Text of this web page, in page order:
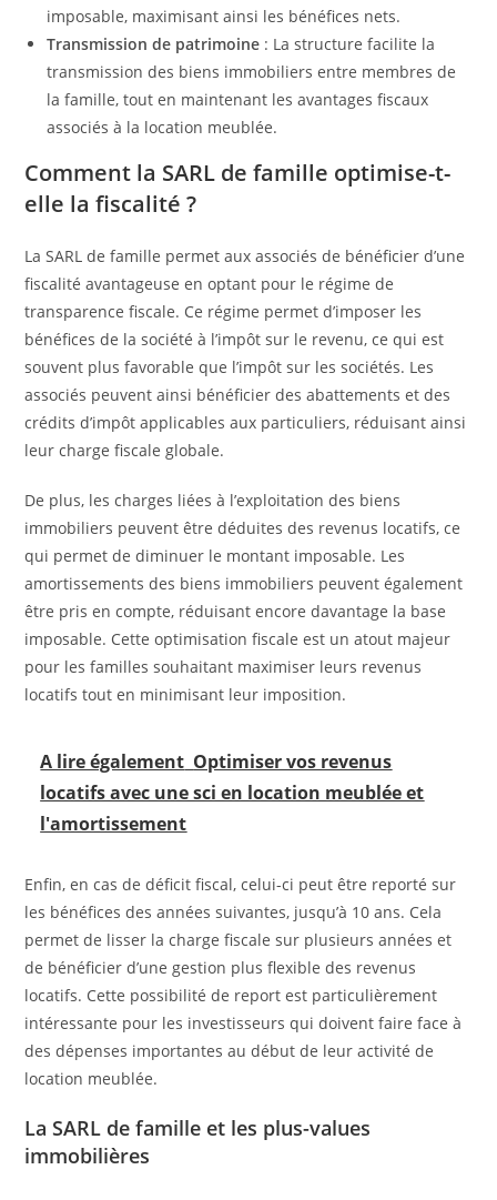
imposable, maximisant ainsi les bénéfices nets.
Transmission de patrimoine : La structure facilite la
transmission des biens immobiliers entre membres de
la famille, tout en maintenant les avantages fiscaux
associés à la location meublée.
Comment la SARL de famille optimise-t-
elle la fiscalité ?
La SARL de famille permet aux associés de bénéficier d’une
fiscalité avantageuse en optant pour le régime de
transparence fiscale. Ce régime permet d’imposer les
bénéfices de la société à l’impôt sur le revenu, ce qui est
souvent plus favorable que l’impôt sur les sociétés. Les
associés peuvent ainsi bénéficier des abattements et des
crédits d’impôt applicables aux particuliers, réduisant ainsi
leur charge fiscale globale.
De plus, les charges liées à l’exploitation des biens
immobiliers peuvent être déduites des revenus locatifs, ce
qui permet de diminuer le montant imposable. Les
amortissements des biens immobiliers peuvent également
être pris en compte, réduisant encore davantage la base
imposable. Cette optimisation fiscale est un atout majeur
pour les familles souhaitant maximiser leurs revenus
locatifs tout en minimisant leur imposition.
A lire également Optimiser vos revenus
locatifs avec une sci en location meublée et
l'amortissement
Enfin, en cas de déficit fiscal, celui-ci peut être reporté sur
les bénéfices des années suivantes, jusqu’à 10 ans. Cela
permet de lisser la charge fiscale sur plusieurs années et
de bénéficier d’une gestion plus flexible des revenus
locatifs. Cette possibilité de report est particulièrement
intéressante pour les investisseurs qui doivent faire face à
des dépenses importantes au début de leur activité de
location meublée.
La SARL de famille et les plus-values
immobilières